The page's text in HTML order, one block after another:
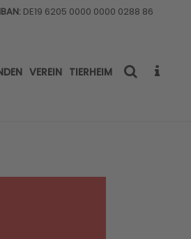
IBAN: DE19 6205 0000 0000 0288 86
VEREIN TIERHEIM